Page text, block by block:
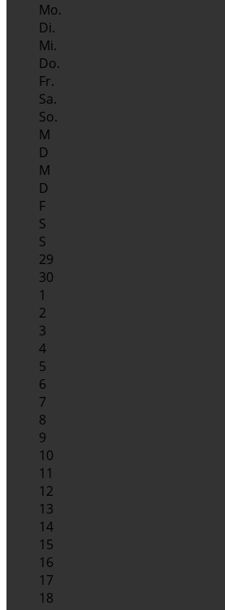
Mo.
Di.
Mi.
Do.
Fr.
Sa.
So.
M
D
M
D
F
S
S
29
30
1
2
3
4
5
6
7
8
9
10
11
12
13
14
15
16
17
18